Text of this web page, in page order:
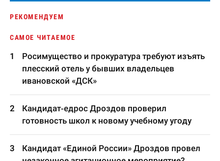
РЕКОМЕНДУЕМ
САМОЕ ЧИТАЕМОЕ
Росимущество и прокуратура требуют изъять
плесский отель у бывших владельцев
ивановской «ДСК»
Кандидат-едрос Дроздов проверил
готовность школ к новому учебному угоду
Кандидат «Единой России» Дроздов провел